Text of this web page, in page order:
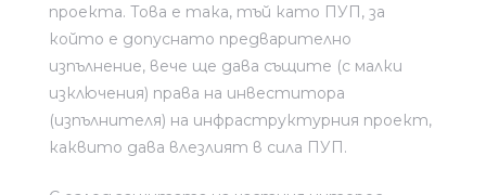
проекта. Това е така, тъй като ПУП, за
който е допуснато предварително
изпълнение, вече ще дава същите (с малки
изключения) права на инвеститора
(изпълнителя) на инфраструктурния проект,
каквито дава влезлият в сила ПУП.